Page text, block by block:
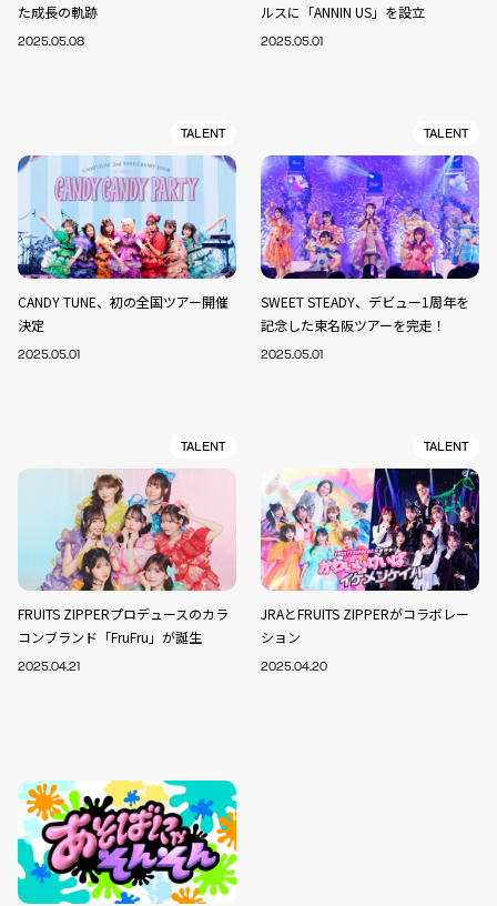
た成長の軌跡
2025.05.08
ルスに「ANNIN US」を設立
2025.05.01
TALENT
CANDY TUNE、初の全国ツアー開催
決定
2025.05.01
TALENT
SWEET STEADY、デビュー1周年を
記念した東名阪ツアーを完走！
2025.05.01
TALENT
FRUITS ZIPPERプロデュースのカラ
コンブランド「FruFru」が誕生
2025.04.21
TALENT
JRAとFRUITS ZIPPERがコラボレー
ション
2025.04.20